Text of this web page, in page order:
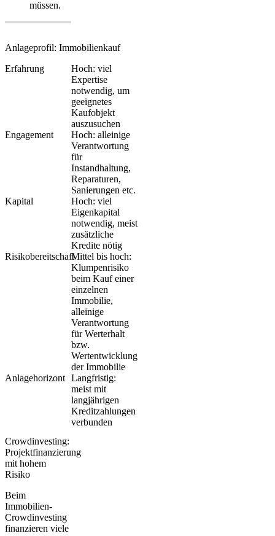
müssen.
Anlageprofil: Immobilienkauf
Erfahrung
Hoch: viel
Expertise
notwendig, um
geeignetes
Kaufobjekt
auszusuchen
Engagement
Hoch: alleinige
Verantwortung
für
Instandhaltung,
Reparaturen,
Sanierungen etc.
Kapital
Hoch: viel
Eigenkapital
notwendig, meist
zusätzliche
Kredite nötig
RisikobereitschaftMittel bis hoch:
Klumpenrisiko
beim Kauf einer
einzelnen
Immobilie,
alleinige
Verantwortung
für Werterhalt
bzw.
Wertentwicklung
der Immobilie
Anlagehorizont Langfristig:
meist mit
langjährigen
Kreditzahlungen
verbunden
Crowdinvesting:
Projektfinanzierung
mit hohem
Risiko
Beim
Immobilien-
Crowdinvesting
finanzieren viele